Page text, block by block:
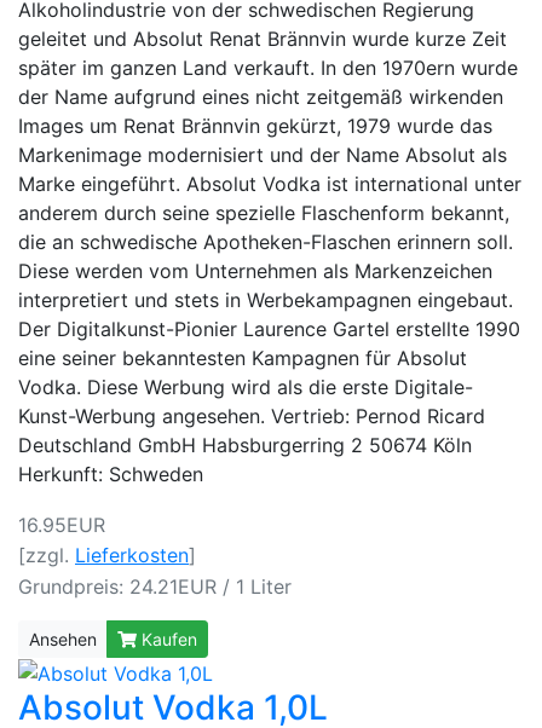
Alkoholindustrie von der schwedischen Regierung
geleitet und Absolut Renat Brännvin wurde kurze Zeit
später im ganzen Land verkauft. In den 1970ern wurde
der Name aufgrund eines nicht zeitgemäß wirkenden
Images um Renat Brännvin gekürzt, 1979 wurde das
Markenimage modernisiert und der Name Absolut als
Marke eingeführt. Absolut Vodka ist international unter
anderem durch seine spezielle Flaschenform bekannt,
die an schwedische Apotheken-Flaschen erinnern soll.
Diese werden vom Unternehmen als Markenzeichen
interpretiert und stets in Werbekampagnen eingebaut.
Der Digitalkunst-Pionier Laurence Gartel erstellte 1990
eine seiner bekanntesten Kampagnen für Absolut
Vodka. Diese Werbung wird als die erste Digitale-
Kunst-Werbung angesehen. Vertrieb: Pernod Ricard
Deutschland GmbH Habsburgerring 2 50674 Köln
Herkunft: Schweden
16.95EUR
[zzgl. Lieferkosten]
Grundpreis: 24.21EUR / 1 Liter
Ansehen Kaufen
Absolut Vodka 1,0L